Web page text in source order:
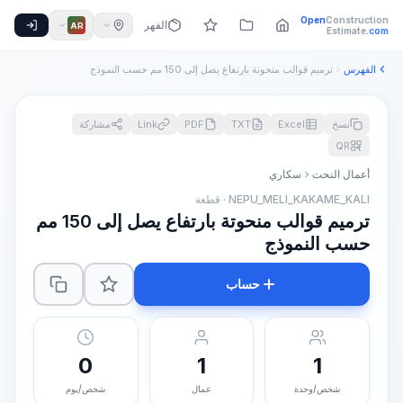
OpenConstruction
Estimate.com الفهرس AR
الفهرس ترميم قوالب منحوتة بارتفاع يصل إلى 150 مم حسب النموذج
نسخ Excel
TXT
PDF
Link
مشاركة
QR
أعمال النحت
سكاري
NEPU_MELI_KAKAME_KALI · قطعة
ترميم قوالب منحوتة بارتفاع يصل إلى 150 مم
حسب النموذج
حساب
1
شخص/وحدة
1
عمال
0
شخص/يوم